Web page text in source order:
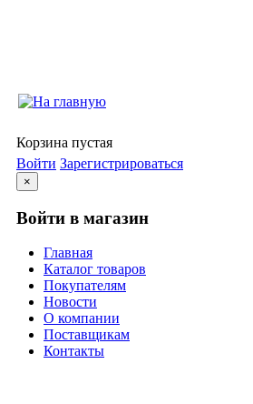
Корзина пустая
Войти Зарегистрироваться
×
Войти в магазин
Главная
Каталог товаров
Покупателям
Новости
О компании
Поставщикам
Контакты